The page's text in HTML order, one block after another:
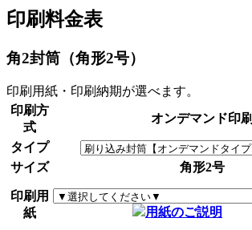
印刷料金表
角2封筒（角形2号）
印刷用紙・印刷納期が選べます。
印刷方
式
オンデマンド印刷
タイプ
サイズ
角形2号
印刷用
紙
用紙のご説明